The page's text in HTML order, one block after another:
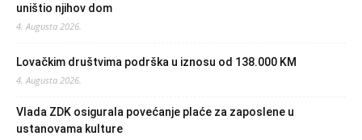
uništio njihov dom
4. Augusta 2026.
Lovačkim društvima podrška u iznosu od 138.000 KM
4. Augusta 2026.
Vlada ZDK osigurala povećanje plaće za zaposlene u
ustanovama kulture